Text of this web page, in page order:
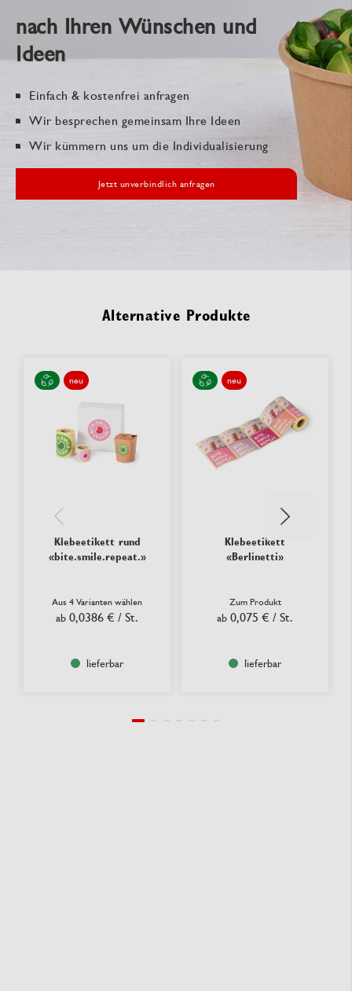
nach Ihren Wünschen und
Ideen
Einfach & kostenfrei anfragen
Wir besprechen gemeinsam Ihre Ideen
Wir kümmern uns um die Individualisierung
Jetzt unverbindlich anfragen
Alternative Produkte
neu
Klebeetikett rund
«bite.smile.repeat.»
Aus 4 Varianten wählen
ab 0,0386 € / St.
lieferbar
neu
Klebeetikett
«Berlinetti»
Zum Produkt
ab 0,075 € / St.
lieferbar